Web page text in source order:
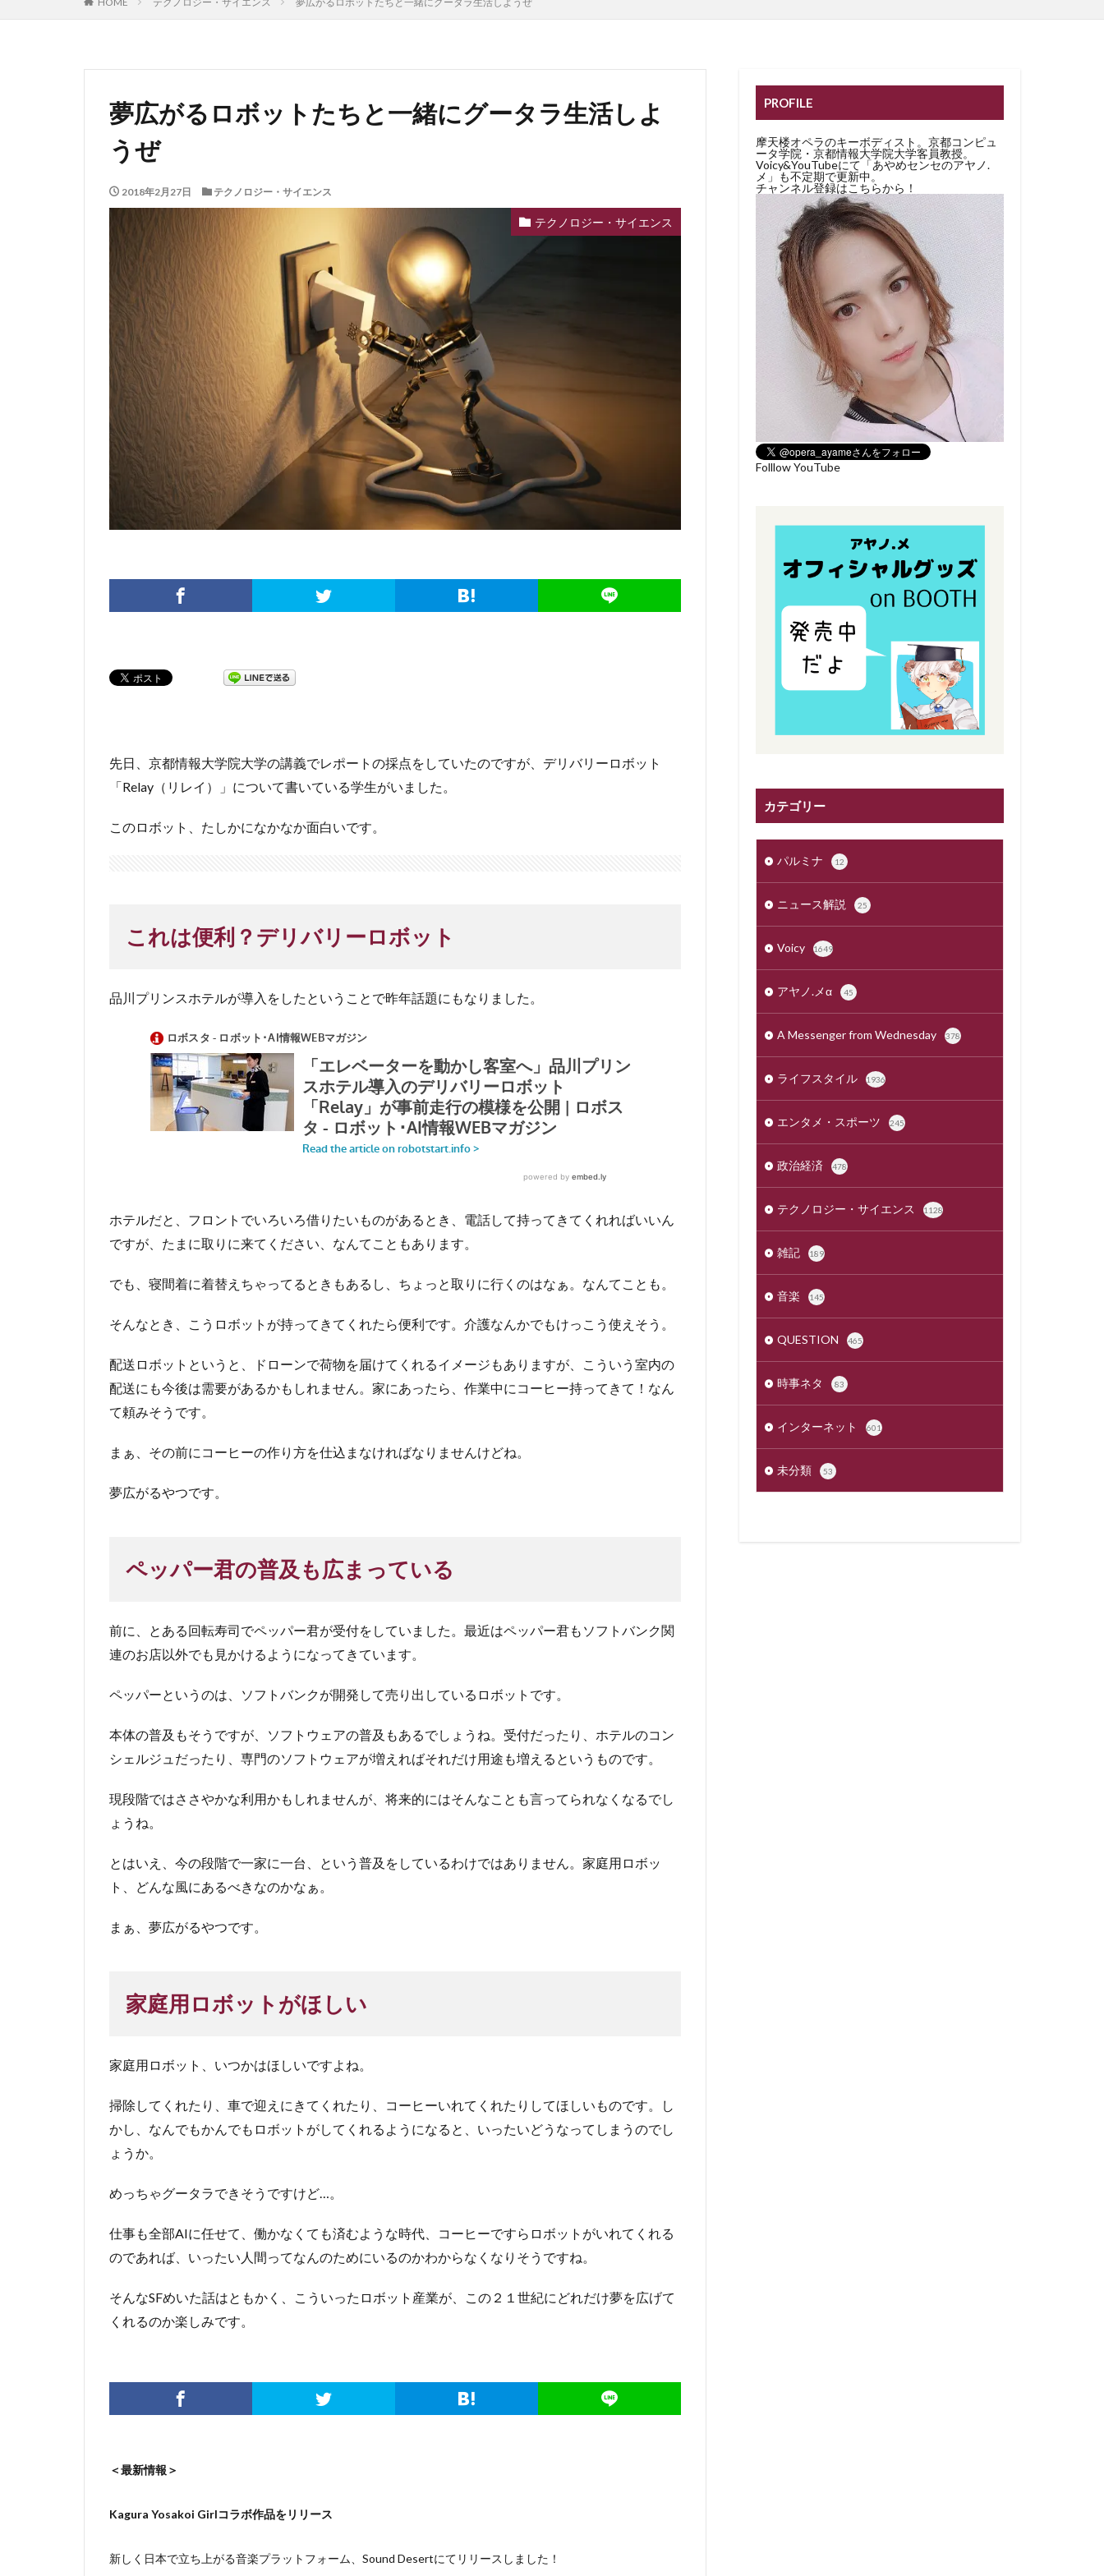
夢広がるロボットたちと一緒にグータラ生活しよ
うぜ
2018年2月27日 テクノロジー・サイエンス
テクノロジー・サイエンス
先日、京都情報大学院大学の講義でレポートの採点をしていたのですが、デリバリーロボット
「Relay（リレイ）」について書いている学生がいました。
このロボット、たしかになかなか面白いです。
これは便利？デリバリーロボット
品川プリンスホテルが導入をしたということで昨年話題にもなりました。
ホテルだと、フロントでいろいろ借りたいものがあるとき、電話して持ってきてくれればいいん
ですが、たまに取りに来てください、なんてこともあります。
でも、寝間着に着替えちゃってるときもあるし、ちょっと取りに行くのはなぁ。なんてことも。
そんなとき、こうロボットが持ってきてくれたら便利です。介護なんかでもけっこう使えそう。
配送ロボットというと、ドローンで荷物を届けてくれるイメージもありますが、こういう室内の
配送にも今後は需要があるかもしれません。家にあったら、作業中にコーヒー持ってきて！なん
て頼みそうです。
まぁ、その前にコーヒーの作り方を仕込まなければなりませんけどね。
夢広がるやつです。
ペッパー君の普及も広まっている
前に、とある回転寿司でペッパー君が受付をしていました。最近はペッパー君もソフトバンク関
連のお店以外でも見かけるようになってきています。
ペッパーというのは、ソフトバンクが開発して売り出しているロボットです。
本体の普及もそうですが、ソフトウェアの普及もあるでしょうね。受付だったり、ホテルのコン
シェルジュだったり、専門のソフトウェアが増えればそれだけ用途も増えるというものです。
現段階ではささやかな利用かもしれませんが、将来的にはそんなことも言ってられなくなるでし
ょうね。
とはいえ、今の段階で一家に一台、という普及をしているわけではありません。家庭用ロボッ
ト、どんな風にあるべきなのかなぁ。
まぁ、夢広がるやつです。
家庭用ロボットがほしい
家庭用ロボット、いつかはほしいですよね。
掃除してくれたり、車で迎えにきてくれたり、コーヒーいれてくれたりしてほしいものです。し
かし、なんでもかんでもロボットがしてくれるようになると、いったいどうなってしまうのでし
ょうか。
めっちゃグータラできそうですけど…。
仕事も全部AIに任せて、働かなくても済むような時代、コーヒーですらロボットがいれてくれる
のであれば、いったい人間ってなんのためにいるのかわからなくなりそうですね。
そんなSFめいた話はともかく、こういったロボット産業が、この２１世紀にどれだけ夢を広げて
くれるのか楽しみです。
＜最新情報＞
Kagura Yosakoi Girlコラボ作品をリリース
新しく日本で立ち上がる音楽プラットフォーム、Sound Desertにてリリースしました！
PROFILE
摩天楼オペラのキーボディスト。京都コンピュ
ータ学院・京都情報大学院大学客員教授。
Voicy&YouTubeにて「あやめセンセのアヤノ.
メ」も不定期で更新中。
チャンネル登録はこちらから！
Folllow YouTube
カテゴリー
パルミナ 12
ニュース解説 25
Voicy 1649
アヤノ.メα 45
A Messenger from Wednesday 378
ライフスタイル 1936
エンタメ・スポーツ 245
政治経済 478
テクノロジー・サイエンス 1128
雑記 189
音楽 145
QUESTION 465
時事ネタ 83
インターネット 601
未分類 53